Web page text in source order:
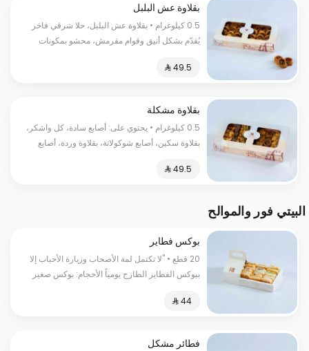
بقلاوة عش البلبل
0.5 كيلوغرام • بقلاوة عش البلبل، حلا شرقي فاخر
يُقدّم بشكل أنيق وقوام مقرمش، محشو بمكونات
حرارية
بقلاوة مشكلة
0.5 كيلوغرام • يحتوي على: أصابع سادة، كل واشكر،
بقلاوة سكين، أصابع شوكولاتة، بقلاوة وردة، أصابع
حرارية
البيتي فور والموالح
بوكس فطاير
20 قطع • "لا تكتمل لمة الأصحاب وزيارة الأحباب إلا
ببوكس الفطاير الطازج يومياً الأحجام: بوكس صغير
⁨⁦‪‬ 44⁩
فطائر مشكل